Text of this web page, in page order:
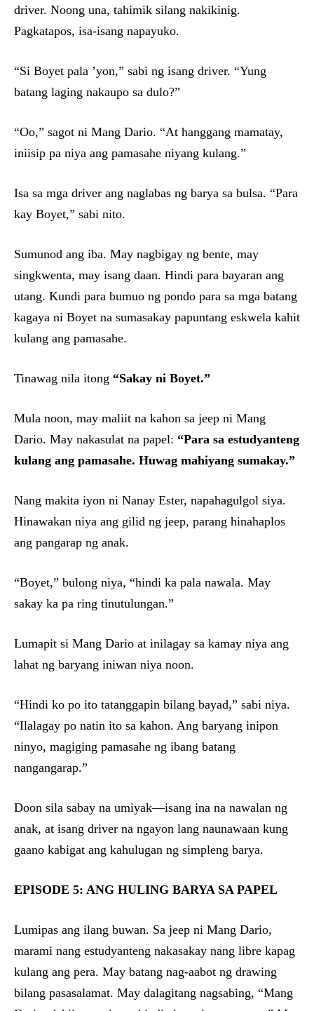
driver. Noong una, tahimik silang nakikinig.
Pagkatapos, isa-isang napayuko.
“Si Boyet pala ’yon,” sabi ng isang driver. “Yung
batang laging nakaupo sa dulo?”
“Oo,” sagot ni Mang Dario. “At hanggang mamatay,
iniisip pa niya ang pamasahe niyang kulang.”
Isa sa mga driver ang naglabas ng barya sa bulsa. “Para
kay Boyet,” sabi nito.
Sumunod ang iba. May nagbigay ng bente, may
singkwenta, may isang daan. Hindi para bayaran ang
utang. Kundi para bumuo ng pondo para sa mga batang
kagaya ni Boyet na sumasakay papuntang eskwela kahit
kulang ang pamasahe.
Tinawag nila itong “Sakay ni Boyet.”
Mula noon, may maliit na kahon sa jeep ni Mang
Dario. May nakasulat na papel: “Para sa estudyanteng
kulang ang pamasahe. Huwag mahiyang sumakay.”
Nang makita iyon ni Nanay Ester, napahagulgol siya.
Hinawakan niya ang gilid ng jeep, parang hinahaplos
ang pangarap ng anak.
“Boyet,” bulong niya, “hindi ka pala nawala. May
sakay ka pa ring tinutulungan.”
Lumapit si Mang Dario at inilagay sa kamay niya ang
lahat ng baryang iniwan niya noon.
“Hindi ko po ito tatanggapin bilang bayad,” sabi niya.
“Ilalagay po natin ito sa kahon. Ang baryang inipon
ninyo, magiging pamasahe ng ibang batang
nangangarap.”
Doon sila sabay na umiyak—isang ina na nawalan ng
anak, at isang driver na ngayon lang naunawaan kung
gaano kabigat ang kahulugan ng simpleng barya.
EPISODE 5: ANG HULING BARYA SA PAPEL
Lumipas ang ilang buwan. Sa jeep ni Mang Dario,
marami nang estudyanteng nakasakay nang libre kapag
kulang ang pera. May batang nag-aabot ng drawing
bilang pasasalamat. May dalagitang nagsabing, “Mang